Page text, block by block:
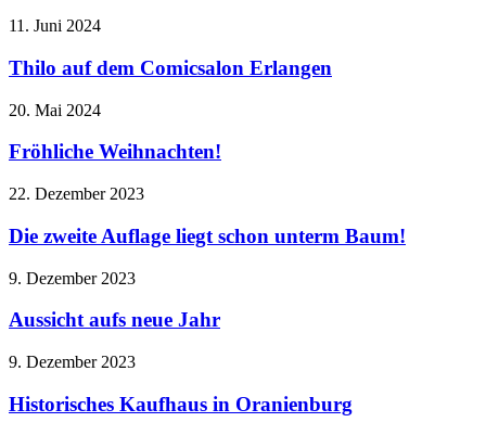
11. Juni 2024
Thilo auf dem Comicsalon Erlangen
20. Mai 2024
Fröhliche Weihnachten!
22. Dezember 2023
Die zweite Auflage liegt schon unterm Baum!
9. Dezember 2023
Aussicht aufs neue Jahr
9. Dezember 2023
Historisches Kaufhaus in Oranienburg